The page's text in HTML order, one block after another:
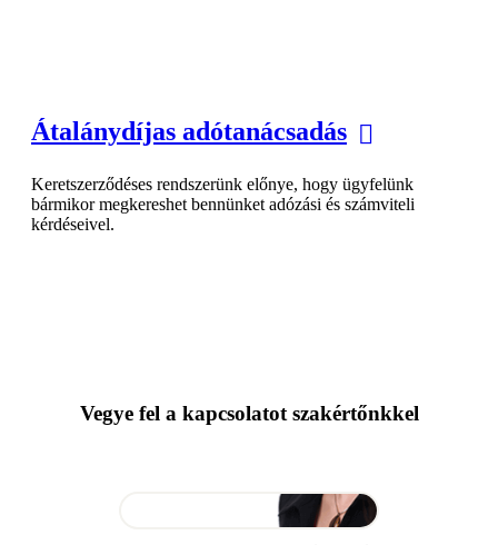
Átalánydíjas adótanácsadás
Keretszerződéses rendszerünk előnye, hogy ügyfelünk
bármikor megkereshet bennünket adózási és számviteli
kérdéseivel.
Vegye fel a kapcsolatot szakértőnkkel